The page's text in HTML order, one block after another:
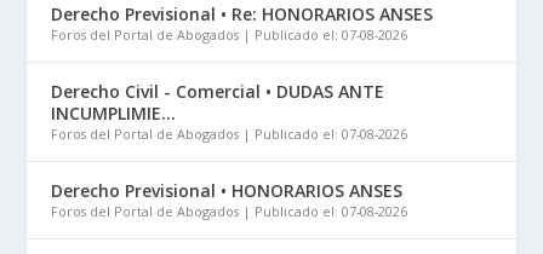
Derecho Previsional • Re: HONORARIOS ANSES
Foros del Portal de Abogados Publicado el: 07-08-2026
Derecho Civil - Comercial • DUDAS ANTE
INCUMPLIMIE...
Foros del Portal de Abogados Publicado el: 07-08-2026
Derecho Previsional • HONORARIOS ANSES
Foros del Portal de Abogados Publicado el: 07-08-2026